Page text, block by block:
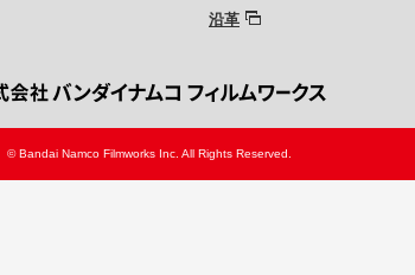
沿革
© Bandai Namco Filmworks Inc. All Rights Reserved.